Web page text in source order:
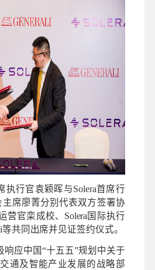
执行官袁颖晖与Solera首席行
主席廖菁分别代表双方签署协
营官栾成校、Solera国际执行
共同出席并见证签约仪式。
响应中国“十五五”规划中关于
通及智能产业发展的战略部